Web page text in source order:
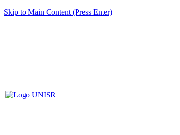
Skip to Main Content (Press Enter)